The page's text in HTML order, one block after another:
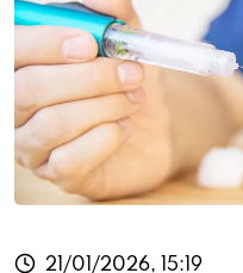
21/01/2026, 15:19